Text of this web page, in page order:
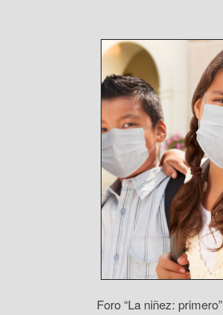
Foro “La niñez: primero”